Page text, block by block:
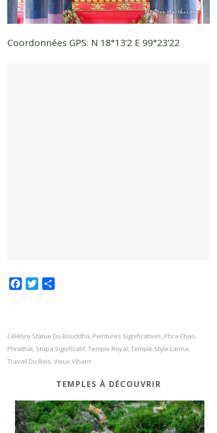
Coordonnées GPS: N 18°13’2 E 99°23’22
b
o
o
t
e
r
a
g
e
Célèbre Statue Du Bouddha, Peintures Significatives, Phra Chao,
Phrathat, Stupa Significatif, Temple Royal, Temple Style Lanna,
Travail Du Bois, Vieux Viharn
TEMPLES À DÉCOUVRIR